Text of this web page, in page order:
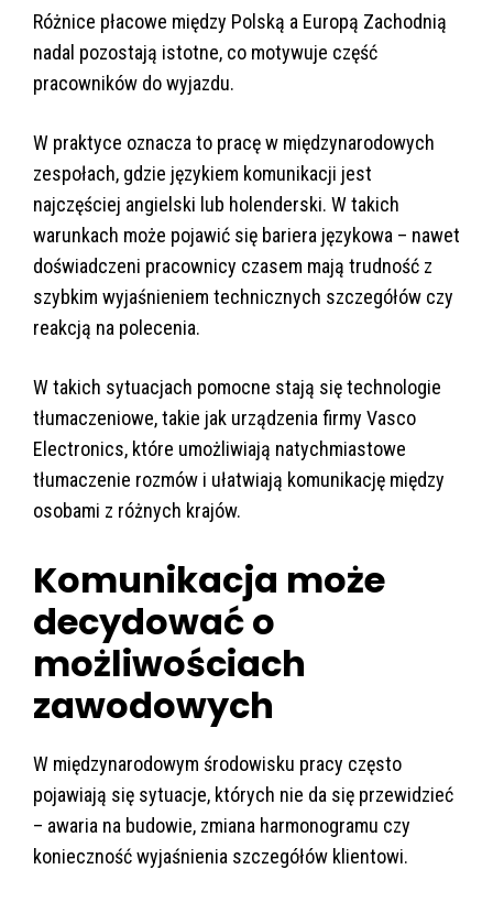
Różnice płacowe między Polską a Europą Zachodnią
nadal pozostają istotne, co motywuje część
pracowników do wyjazdu.
W praktyce oznacza to pracę w międzynarodowych
zespołach, gdzie językiem komunikacji jest
najczęściej angielski lub holenderski. W takich
warunkach może pojawić się bariera językowa – nawet
doświadczeni pracownicy czasem mają trudność z
szybkim wyjaśnieniem technicznych szczegółów czy
reakcją na polecenia.
W takich sytuacjach pomocne stają się technologie
tłumaczeniowe, takie jak urządzenia firmy Vasco
Electronics, które umożliwiają natychmiastowe
tłumaczenie rozmów i ułatwiają komunikację między
osobami z różnych krajów.
Komunikacja może
decydować o
możliwościach
zawodowych
W międzynarodowym środowisku pracy często
pojawiają się sytuacje, których nie da się przewidzieć
– awaria na budowie, zmiana harmonogramu czy
konieczność wyjaśnienia szczegółów klientowi.